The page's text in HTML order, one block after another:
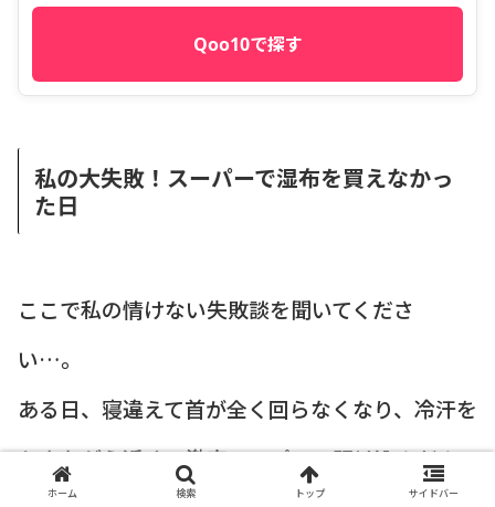
Qoo10で探す
私の大失敗！スーパーで湿布を買えなかっ
た日
ここで私の情けない失敗談を聞いてくださ
い…。
ある日、寝違えて首が全く回らなくなり、冷汗を
かきながら近くの激安スーパーへ駆け込んだん
ホーム 検索 トップ サイドバー